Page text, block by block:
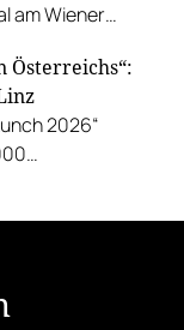
am Wiener
Österreichs“:
2026“